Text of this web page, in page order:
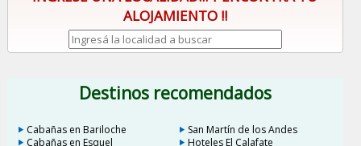
ALOJAMIENTO !!
Destinos recomendados
Cabañas en Bariloche
San Martín de los Andes
Cabañas en Esquel
Hoteles El Calafate